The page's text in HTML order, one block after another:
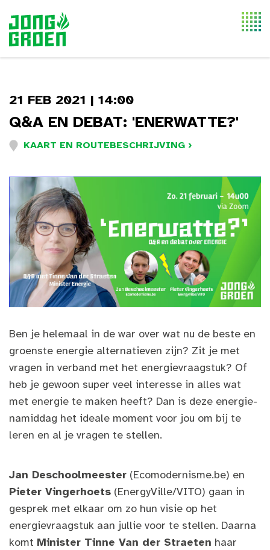
21 FEB 2021 | 14:00
Q&A EN DEBAT: 'ENERWATTE?'
KAART EN ROUTEBESCHRIJVING ›
Ben je helemaal in de war over wat nu de beste en
groenste energie alternatieven zijn? Zit je met
vragen in verband met het energievraagstuk? Of
heb je gewoon super veel interesse in alles wat
met energie te maken heeft? Dan is deze energie-
namiddag het ideale moment voor jou om bij te
leren en al je vragen te stellen.
Jan Deschoolmeester (Ecomodernisme.be) en
Pieter Vingerhoets (EnergyVille/VITO) gaan in
gesprek met elkaar om zo hun visie op het
energievraagstuk aan jullie voor te stellen. Daarna
komt Minister Tinne Van der Straeten haar